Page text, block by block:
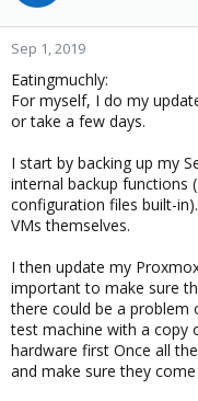
Sep 1, 2019
Eatingmuchly:
For myself, I do my
or take a few days.
I start by backing up my
internal backup functions
configuration files built-
VMs themselves.
I then update my
important to make sure
there could be a problem
test machine with a copy
hardware first Once all
and make sure they